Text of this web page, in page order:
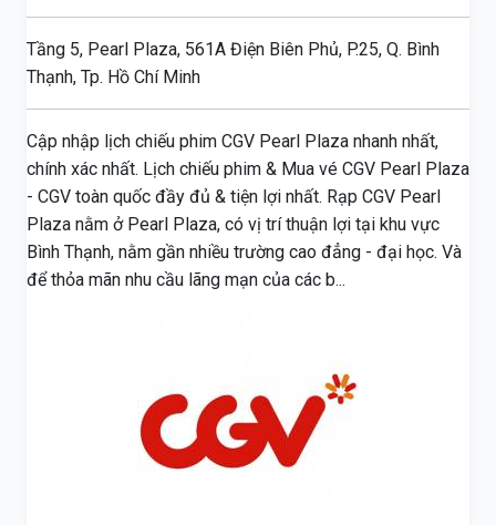
Tầng 5, Pearl Plaza, 561A Điện Biên Phủ, P.25, Q. Bình
Thạnh, Tp. Hồ Chí Minh
Cập nhập lịch chiếu phim CGV Pearl Plaza nhanh nhất,
chính xác nhất. Lịch chiếu phim & Mua vé CGV Pearl Plaza
- CGV toàn quốc đầy đủ & tiện lợi nhất. Rạp CGV Pearl
Plaza nằm ở Pearl Plaza, có vị trí thuận lợi tại khu vực
Bình Thạnh, nằm gần nhiều trường cao đẳng - đại học. Và
để thỏa mãn nhu cầu lãng mạn của các b...